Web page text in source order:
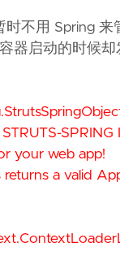
不用 Spring
器启动的时候却
your web app!
a valid